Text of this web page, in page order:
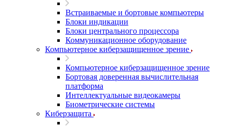
Встраиваемые и бортовые компьютеры
Блоки индикации
Блоки центрального процессора
Коммуникационное оборудование
Компьютерное киберзащищенное зрение
Компьютерное киберзащищенное зрение
Бортовая доверенная вычислительная
платформа
Интеллектуальные видеокамеры
Биометрические системы
Киберзащита